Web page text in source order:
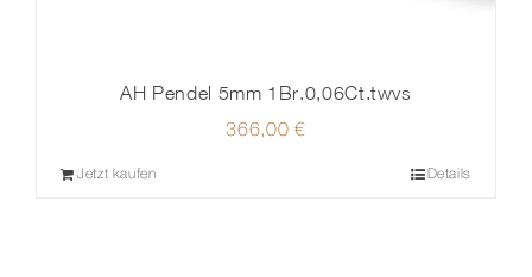
AH Pendel 5mm 1Br.0,06Ct.twvs
366,00 €
Jetzt kaufen Details